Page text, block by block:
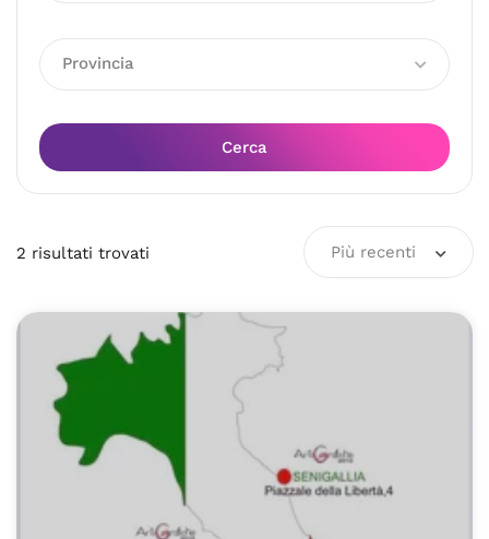
Provincia
Cerca
2 risultati trovati Più recenti